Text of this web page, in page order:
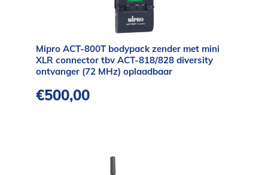
Mipro ACT-800T bodypack zender met mini
XLR connector tbv ACT-818/828 diversity
ontvanger (72 MHz) oplaadbaar
€500,00